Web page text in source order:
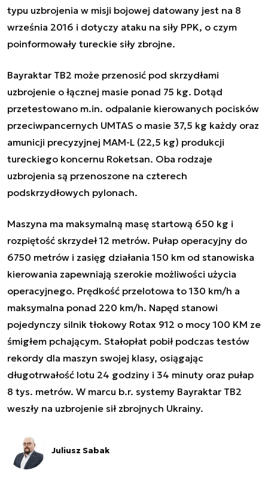
typu uzbrojenia w misji bojowej datowany jest na 8
września 2016 i dotyczy ataku na siły PPK, o czym
poinformowały tureckie siły zbrojne.
Bayraktar TB2 może przenosić pod skrzydłami
uzbrojenie o łącznej masie ponad 75 kg. Dotąd
przetestowano m.in. odpalanie kierowanych pocisków
przeciwpancernych UMTAS o masie 37,5 kg każdy oraz
amunicji precyzyjnej MAM-L (22,5 kg) produkcji
tureckiego koncernu Roketsan. Oba rodzaje
uzbrojenia są przenoszone na czterech
podskrzydłowych pylonach.
Maszyna ma maksymalną masę startową 650 kg i
rozpiętość skrzydeł 12 metrów. Pułap operacyjny do
6750 metrów i zasięg działania 150 km od stanowiska
kierowania zapewniają szerokie możliwości użycia
operacyjnego. Prędkość przelotowa to 130 km/h a
maksymalna ponad 220 km/h. Napęd stanowi
pojedynczy silnik tłokowy Rotax 912 o mocy 100 KM ze
śmigłem pchającym. Stałopłat pobił podczas testów
rekordy dla maszyn swojej klasy, osiągając
długotrwałość lotu 24 godziny i 34 minuty oraz pułap
8 tys. metrów. W marcu b.r. systemy Bayraktar TB2
weszły na uzbrojenie sił zbrojnych Ukrainy.
Juliusz Sabak